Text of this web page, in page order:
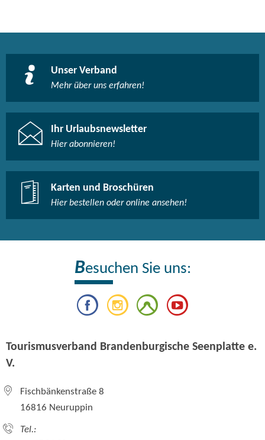
Unser Verband
Mehr über uns erfahren!
Ihr Urlaubsnewsletter
Hier abonnieren!
Karten und Broschüren
Hier bestellen oder online ansehen!
Besuchen Sie uns:
Tourismusverband Brandenburgische Seenplatte e.
V.
Fischbänkenstraße 8
16816 Neuruppin
Tel.: